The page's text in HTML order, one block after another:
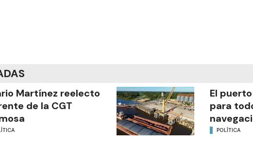
Martínez reelecto
de la CGT
El
para
POLÍTICA